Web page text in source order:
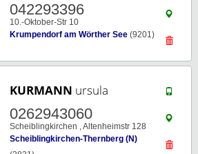
042293396
10.-Oktober-Str 10
Krumpendorf am Wörther See (9201)
KURMANN ursula
0262943060
Scheiblingkirchen , Altenheimstr 128
Scheiblingkirchen-Thernberg (N)